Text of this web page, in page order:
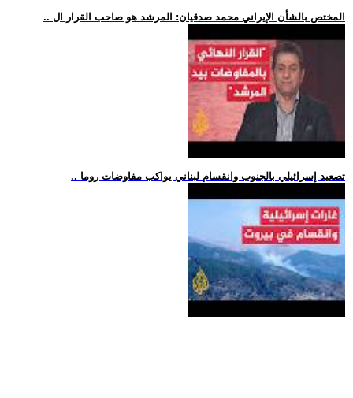
.. المختص بالشأن الإيراني محمد صدقيان: المرشد هو صاحب القرار ال
.. تصعيد إسرائيلي بالجنوب وانقسام لبناني يواكب مفاوضات روما